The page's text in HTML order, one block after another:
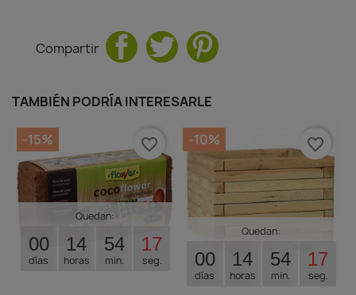
Compartir
TAMBIÉN PODRÍA INTERESARLE
Quedan:
00
días
14
horas
54
min.
16
seg.
-15% favorite_border
Quedan:
00
días
14
horas
54
min.
16
seg.
-10% favorite_border